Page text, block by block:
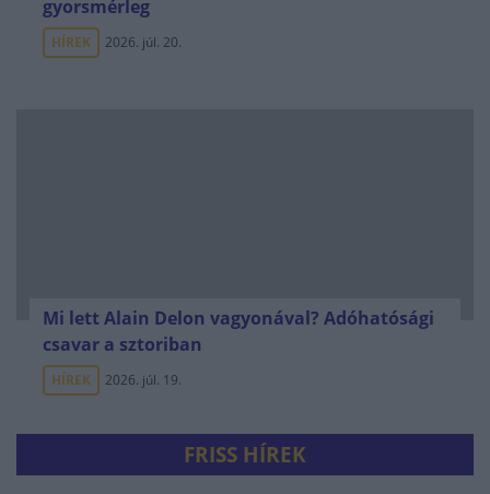
gyorsmérleg
HÍREK 2026. júl. 20.
Mi lett Alain Delon vagyonával? Adóhatósági
csavar a sztoriban
HÍREK 2026. júl. 19.
FRISS HÍREK